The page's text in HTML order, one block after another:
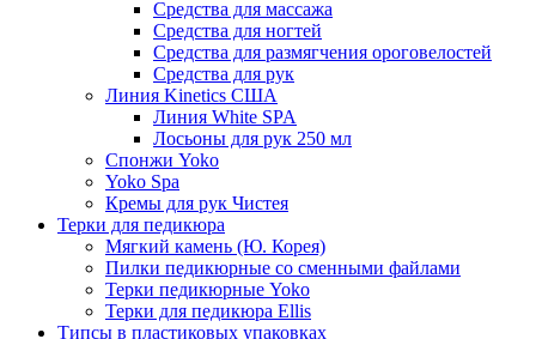
Средства для массажа
Средства для ногтей
Средства для размягчения ороговелостей
Средства для рук
Линия Kinetics США
Линия White SPA
Лосьоны для рук 250 мл
Спонжи Yoko
Yoko Spa
Кремы для рук Чистея
Терки для педикюра
Мягкий камень (Ю. Корея)
Пилки педикюрные со сменными файлами
Терки педикюрные Yoko
Терки для педикюра Ellis
Типсы в пластиковых упаковках